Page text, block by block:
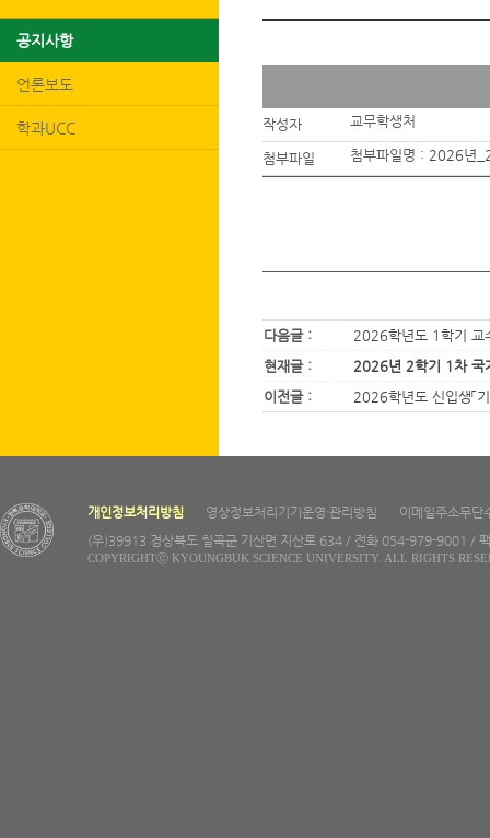
공지사항
언론보도
학과UCC 작성자 교무학생처
첨부파일 첨부파일명 : 2026년
다음글 :
2026학년도 1학기 교
현재글 :
2026년 2학기 1차 국
이전글 :
2026학년도 신입생「
개인정보처리방침 영상정보처리기기운영·관리방침
이메일주소무단
(우)39913 경상북도 칠곡군 기산면 지산로 634 / 전화 054-979-9001 /
COPYRIGHTⓒ KYOUNGBUK SCIENCE UNIVERSITY. ALL RIGHTS